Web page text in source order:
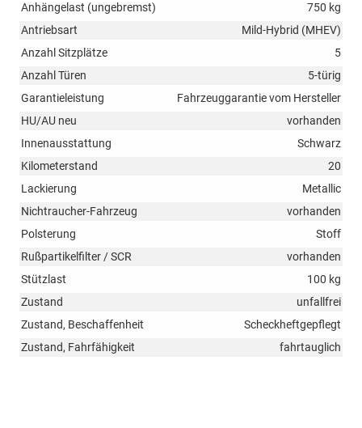
Anhängelast (ungebremst)
750 kg
Antriebsart
Mild-Hybrid (MHEV)
Anzahl Sitzplätze
5
Anzahl Türen
5-türig
Garantieleistung
Fahrzeuggarantie vom Hersteller
HU/AU neu
vorhanden
Innenausstattung
Schwarz
Kilometerstand
20
Lackierung
Metallic
Nichtraucher-Fahrzeug
vorhanden
Polsterung
Stoff
Rußpartikelfilter / SCR
vorhanden
Stützlast
100 kg
Zustand
unfallfrei
Zustand, Beschaffenheit
Scheckheftgepflegt
Zustand, Fahrfähigkeit
fahrtauglich